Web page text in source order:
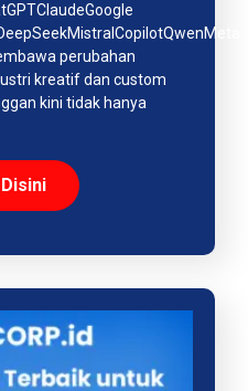
perubahan
kreatif dan custom
kini tidak hanya